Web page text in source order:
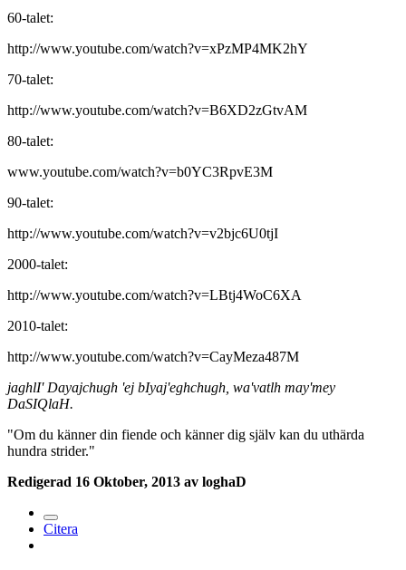
60-talet:
http://www.youtube.com/watch?v=xPzMP4MK2hY
70-talet:
http://www.youtube.com/watch?v=B6XD2zGtvAM
80-talet:
www.youtube.com/watch?v=b0YC3RpvE3M
90-talet:
http://www.youtube.com/watch?v=v2bjc6U0tjI
2000-talet:
http://www.youtube.com/watch?v=LBtj4WoC6XA
2010-talet:
http://www.youtube.com/watch?v=CayMeza487M
jaghlI' Dayajchugh 'ej bIyaj'eghchugh, wa'vatlh may'mey
DaSIQlaH.
"Om du känner din fiende och känner dig själv kan du uthärda
hundra strider."
Redigerad 16 Oktober, 2013 av loghaD
Citera